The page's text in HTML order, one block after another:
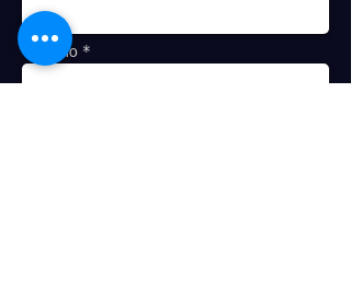
Telefono *